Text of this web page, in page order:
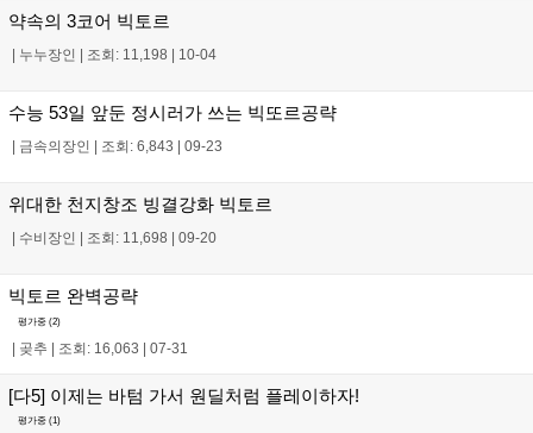
약속의 3코어 빅토르
누누장인 조회: 11,198 10-04
수능 53일 앞둔 정시러가 쓰는 빅또르공략
금속의장인 조회: 6,843 09-23
위대한 천지창조 빙결강화 빅토르
수비장인 조회: 11,698 09-20
빅토르 완벽공략
평가중 (2)
| 곶추 | 조회: 16,063 | 07-31
[다5] 이제는 바텀 가서 원딜처럼 플레이하자!
평가중 (1)